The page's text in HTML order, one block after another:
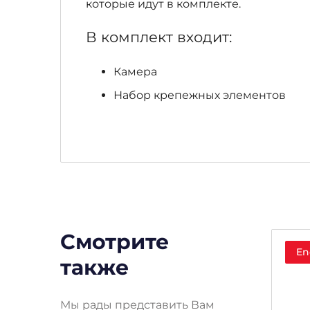
которые идут в комплекте.
В комплект входит:
Камера
Набор крепежных элементов
Смотрите
также
Мы рады представить Вам